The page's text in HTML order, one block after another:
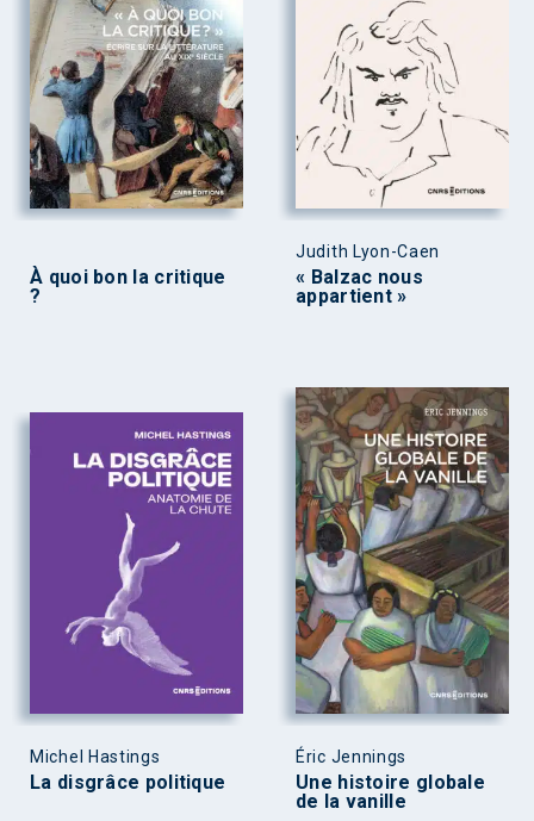
À quoi bon la critique
?
Judith Lyon-Caen
« Balzac nous
appartient »
Michel Hastings
La disgrâce politique
Éric Jennings
Une histoire globale
de la vanille